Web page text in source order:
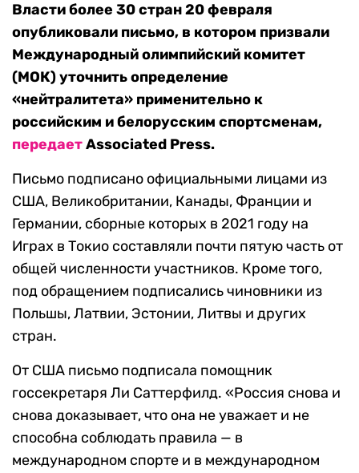
Власти более 30 стран 20 февраля
опубликовали письмо, в котором призвали
Международный олимпийский комитет
(МОК) уточнить определение
«нейтралитета» применительно к
российским и белорусским спортсменам,
передаетAssociated Press.
Письмо подписано официальными лицами из
США, Великобритании, Канады, Франции и
Германии, сборные которых в 2021 году на
Играх в Токио составляли почти пятую часть от
общей численности участников. Кроме того,
под обращением подписались чиновники из
Польшы, Латвии, Эстонии, Литвы и других
стран.
От США письмо подписала помощник
госсекретаря Ли Саттерфилд. «Россия снова и
снова доказывает, что она не уважает и не
способна соблюдать правила — в
международном спорте и в международном